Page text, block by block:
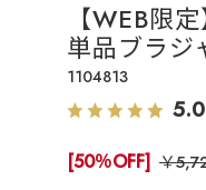
【WEB限
単品ブラジ
1104813
5.0
[50％OFF] ￥